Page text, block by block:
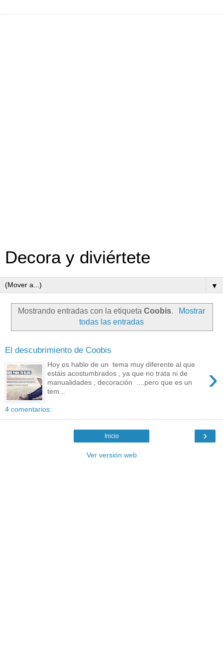
Decora y diviértete
▼
Mostrando entradas con la etiquetaCoobis.
Mostrar
todas las entradas
El descubrimiento de Coobis
›
Hoy os hablo de un tema muy diferente al que
estáis acostumbrados , ya que no trata ni de
manualidades , decoración ....pero que es un
tem...
4 comentarios:
›
Inicio
Ver versión web